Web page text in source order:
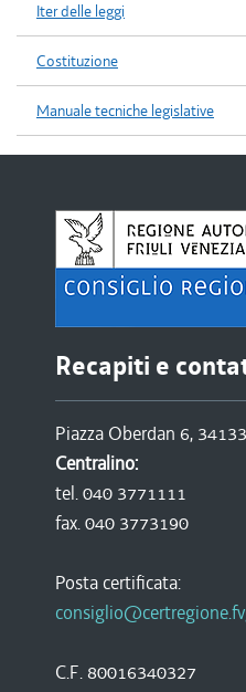
Iter delle leggi
Costituzione
Manuale tecniche legislative
Recapiti e
Piazza Oberdan 6,
Centralino:
tel. 040 3771111
fax. 040 3773190
Posta certificata:
C.F. 80016340327